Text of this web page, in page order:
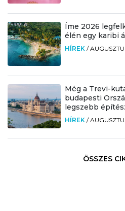
Íme 2026
élén egy karibi
HÍREK /
Még a Trevi-
budapesti
legszebb
HÍREK /
ÖSSZES